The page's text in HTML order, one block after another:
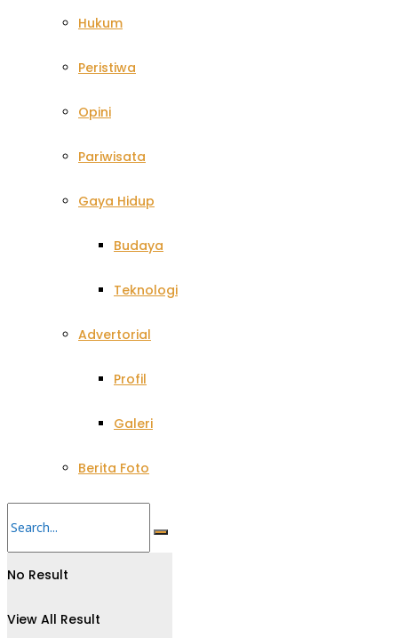
Hukum
Peristiwa
Opini
Pariwisata
Gaya Hidup
Budaya
Teknologi
Advertorial
Profil
Galeri
Berita Foto
No Result
View All Result